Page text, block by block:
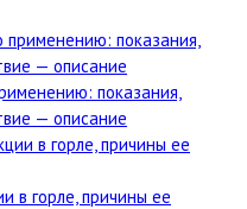
показания,
— описание
в горле, причины ее